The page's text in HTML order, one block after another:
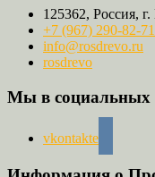
125362, Россия,
+7 (967) 290-82-71
info@rosdrevo.ru
rosdrevo
Мы в социальных
vkontakte